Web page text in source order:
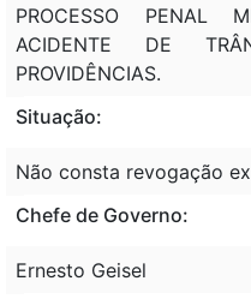
PROCESSO PENAL
ACIDENTE DE
PROVIDÊNCIAS.
Situação:
Não consta revogação
Chefe de Governo:
Ernesto Geisel